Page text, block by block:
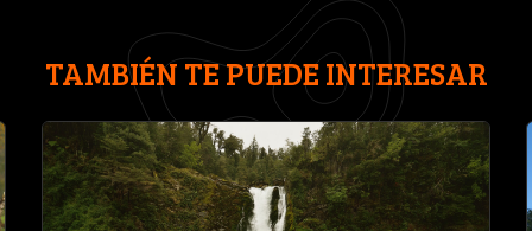
TAMBIÉN TE PUEDE INTERESAR